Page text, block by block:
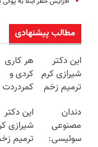
مطالب پیشنهادی
این دکتر
شیرازی کرم
ترمیم زخم
ساخت!!!
هر کاری
کردی و
کمردردت
پر کردن
دریافت
دندان
مصنوعی
سوئیسی:
این دکتر
شیرازی
ترمیم